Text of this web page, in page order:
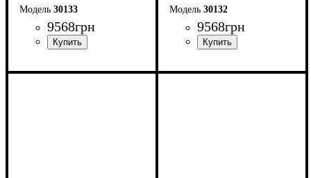
30133
9568грн
Длина - 120 (+40) см
30132
9568грн
Длина - 120 (+40) см